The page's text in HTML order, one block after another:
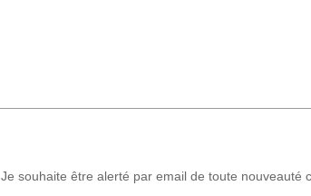
Je souhaite être alerté par email de toute nouveauté